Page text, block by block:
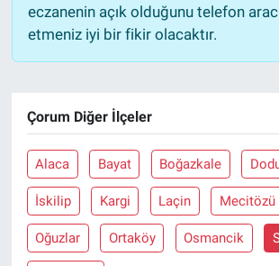
eczanenin açık olduğunu telefon
etmeniz iyi bir fikir olacaktır.
Çorum Diğer İlçeler
Alaca Bayat Boğazkale
İskilip Kargi Laçin Mecitözü
Oğuzlar Ortaköy Osmancik